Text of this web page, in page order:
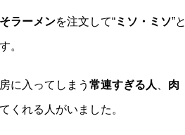
ラーメンを注文して“ミソ・ミソ”と
。
に入ってしまう 常連すぎる人 肉
くれる人がいました。